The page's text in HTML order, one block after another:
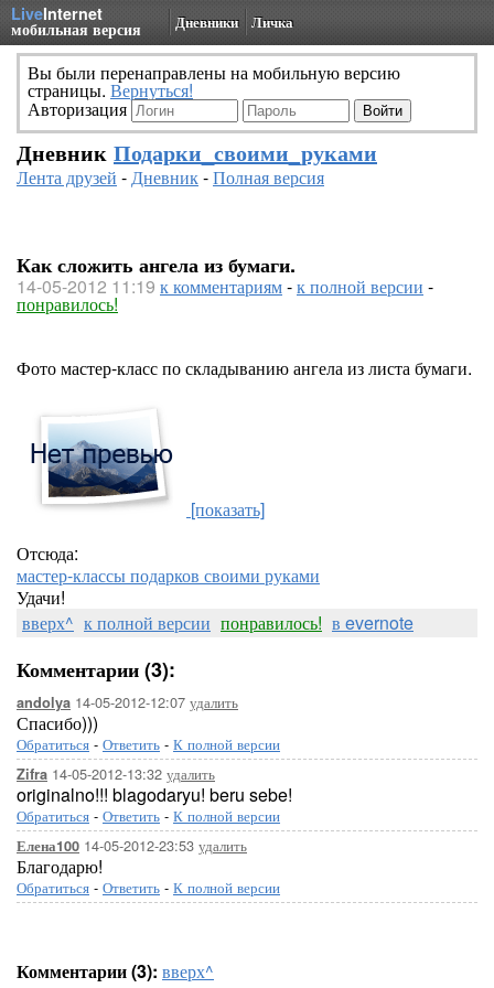
LiveInternet
мобильная версия Дневники Личка
Вы были перенаправлены на мобильную версию
страницы. Вернуться!
Авторизация
Дневник Подарки_своими_руками
Лента друзей -Дневник-Полная версия
Как сложить ангела из бумаги.
14-05-2012 11:19 к комментариям-к полной версии -
понравилось!
Фото мастер-класс по складыванию ангела из листа бумаги.
[показать]
Отсюда:
мастер-классы подарков своими руками
Удачи!
вверх^ к полной версии понравилось! в evernote
Комментарии (3):
andolya 14-05-2012-12:07 удалить
Спасибо)))
Обратиться - Ответить - К полной версии
Zifra 14-05-2012-13:32 удалить
originalno!!! blagodaryu! beru sebe!
Обратиться - Ответить - К полной версии
Елена100 14-05-2012-23:53 удалить
Благодарю!
Обратиться - Ответить - К полной версии
Комментарии (3): вверх^